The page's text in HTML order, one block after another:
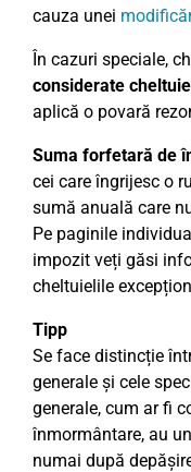
cauza unei
În cazuri speciale,
considerate
aplică o povară
Suma forfetară de
cei care îngrijesc o
sumă anuală care
Pe paginile
impozit veți găsi
cheltuielile
Tipp
Se face distincție
generale și cele
generale, cum ar fi
înmormântare, au
numai după